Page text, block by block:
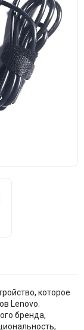
которое
Lenovo.
бренда,